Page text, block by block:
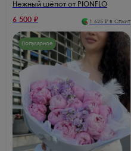
Нежный шёпот от PIONFLO
6 500 ₽ 1 625 ₽ в Сплит
Популярное